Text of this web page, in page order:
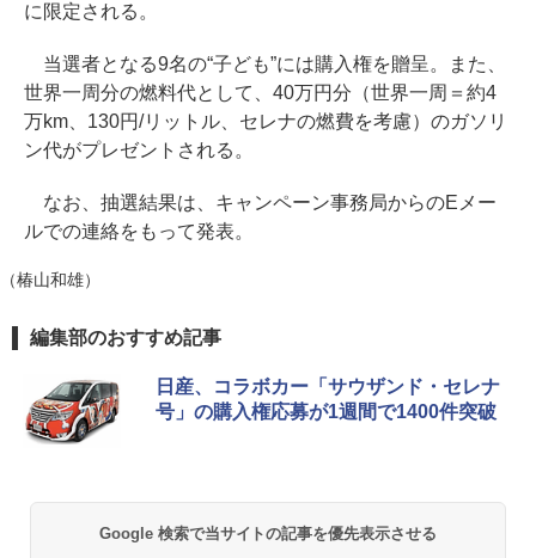
に限定される。
当選者となる9名の“子ども”には購入権を贈呈。また、
世界一周分の燃料代として、40万円分（世界一周＝約4
万km、130円/リットル、セレナの燃費を考慮）のガソリ
ン代がプレゼントされる。
なお、抽選結果は、キャンペーン事務局からのEメー
ルでの連絡をもって発表。
（椿山和雄）
編集部のおすすめ記事
日産、コラボカー「サウザンド・セレナ
号」の購入権応募が1週間で1400件突破
Google 検索で当サイトの記事を優先表示させる